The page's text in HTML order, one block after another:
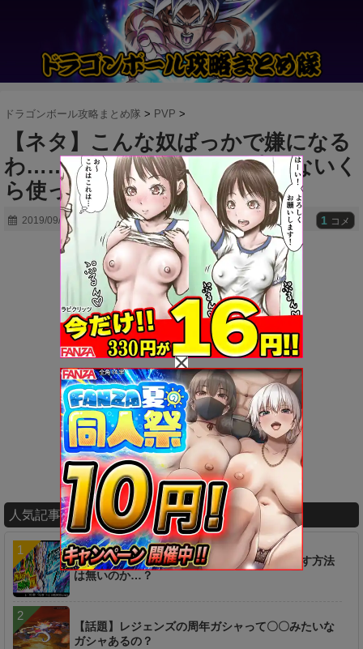
ドラゴンボール攻略まとめ隊 > PVP >
【ネタ】こんな奴ばっかで嫌になる
わ……⇐超ベジット5凸は凄いないく
ら使ったんだ？ｗｗｗｗ
2019/09/27 1 コメ
人気記事ランキング
【疑問】超時空ラッシュは一つ前からやり直す方法
は無いのか…？
【話題】レジェンズの周年ガシャって〇〇みたいな
ガシャあるの？